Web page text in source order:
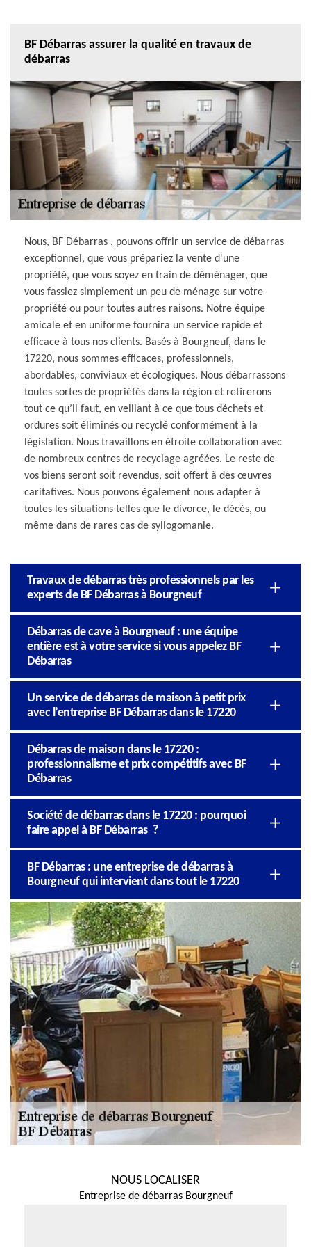
BF Débarras assurer la qualité en travaux de
débarras
Nous, BF Débarras , pouvons offrir un service de débarras
exceptionnel, que vous prépariez la vente d'une
propriété, que vous soyez en train de déménager, que
vous fassiez simplement un peu de ménage sur votre
propriété ou pour toutes autres raisons. Notre équipe
amicale et en uniforme fournira un service rapide et
efficace à tous nos clients. Basés à Bourgneuf, dans le
17220, nous sommes efficaces, professionnels,
abordables, conviviaux et écologiques. Nous débarrassons
toutes sortes de propriétés dans la région et retirerons
tout ce qu’il faut, en veillant à ce que tous déchets et
ordures soit éliminés ou recyclé conformément à la
législation. Nous travaillons en étroite collaboration avec
de nombreux centres de recyclage agréées. Le reste de
vos biens seront soit revendus, soit offert à des œuvres
caritatives. Nous pouvons également nous adapter à
toutes les situations telles que le divorce, le décès, ou
même dans de rares cas de syllogomanie.
Travaux de débarras très professionnels par les
experts de BF Débarras à Bourgneuf
Débarras de cave à Bourgneuf : une équipe
entière est à votre service si vous appelez BF
Débarras
Un service de débarras de maison à petit prix
avec l’entreprise BF Débarras dans le 17220
Débarras de maison dans le 17220 :
professionnalisme et prix compétitifs avec BF
Débarras
Société de débarras dans le 17220 : pourquoi
faire appel à BF Débarras ?
BF Débarras : une entreprise de débarras à
Bourgneuf qui intervient dans tout le 17220
NOUS LOCALISER
Entreprise de débarras Bourgneuf